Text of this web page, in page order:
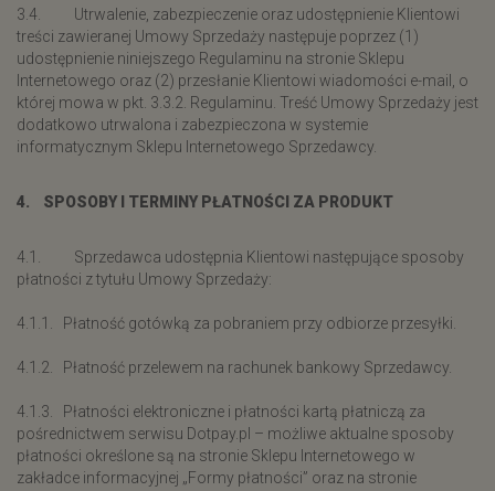
3.4. Utrwalenie, zabezpieczenie oraz udostępnienie Klientowi
treści zawieranej Umowy Sprzedaży następuje poprzez (1)
udostępnienie niniejszego Regulaminu na stronie Sklepu
Internetowego oraz (2) przesłanie Klientowi wiadomości e-mail, o
której mowa w pkt. 3.3.2. Regulaminu. Treść Umowy Sprzedaży jest
dodatkowo utrwalona i zabezpieczona w systemie
informatycznym Sklepu Internetowego Sprzedawcy.
4. SPOSOBY I TERMINY PŁATNOŚCI ZA PRODUKT
4.1. Sprzedawca udostępnia Klientowi następujące sposoby
płatności z tytułu Umowy Sprzedaży:
4.1.1. Płatność gotówką za pobraniem przy odbiorze przesyłki.
4.1.2. Płatność przelewem na rachunek bankowy Sprzedawcy.
4.1.3. Płatności elektroniczne i płatności kartą płatniczą za
pośrednictwem serwisu Dotpay.pl – możliwe aktualne sposoby
płatności określone są na stronie Sklepu Internetowego w
zakładce informacyjnej „Formy płatności” oraz na stronie